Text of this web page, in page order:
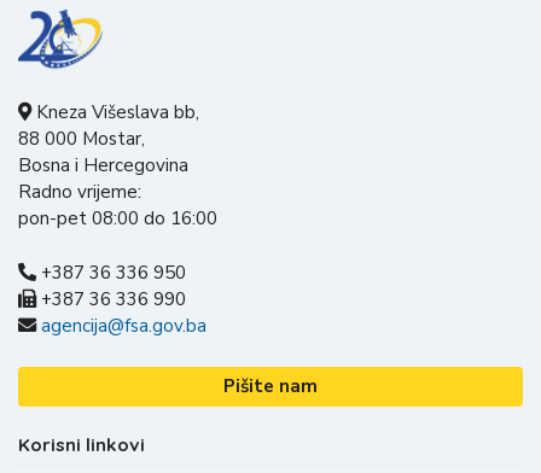
Kneza Višeslava bb,
88 000 Mostar,
Bosna i Hercegovina
Radno vrijeme:
pon-pet 08:00 do 16:00
+387 36 336 950
+387 36 336 990
agencija@fsa.gov.ba
Pišite nam
Korisni linkovi